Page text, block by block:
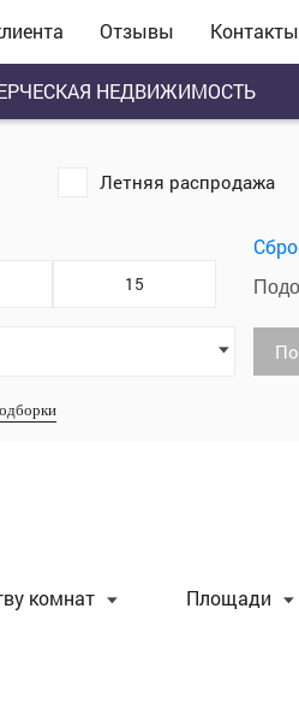
Отзывы Контакты
НЕДВИЖИМОСТЬ
Летняя распродажа
комнат Площади